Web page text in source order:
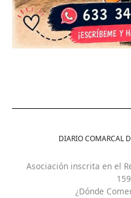
DIARIO COMARCAL
Asociación inscrita en el
¿Dónde